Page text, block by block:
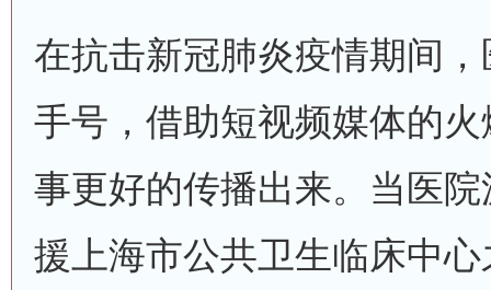
在抗击新冠肺炎疫情期间
手号，借助短视频媒体的
事更好的传播出来。当医
援上海市公共卫生临床中